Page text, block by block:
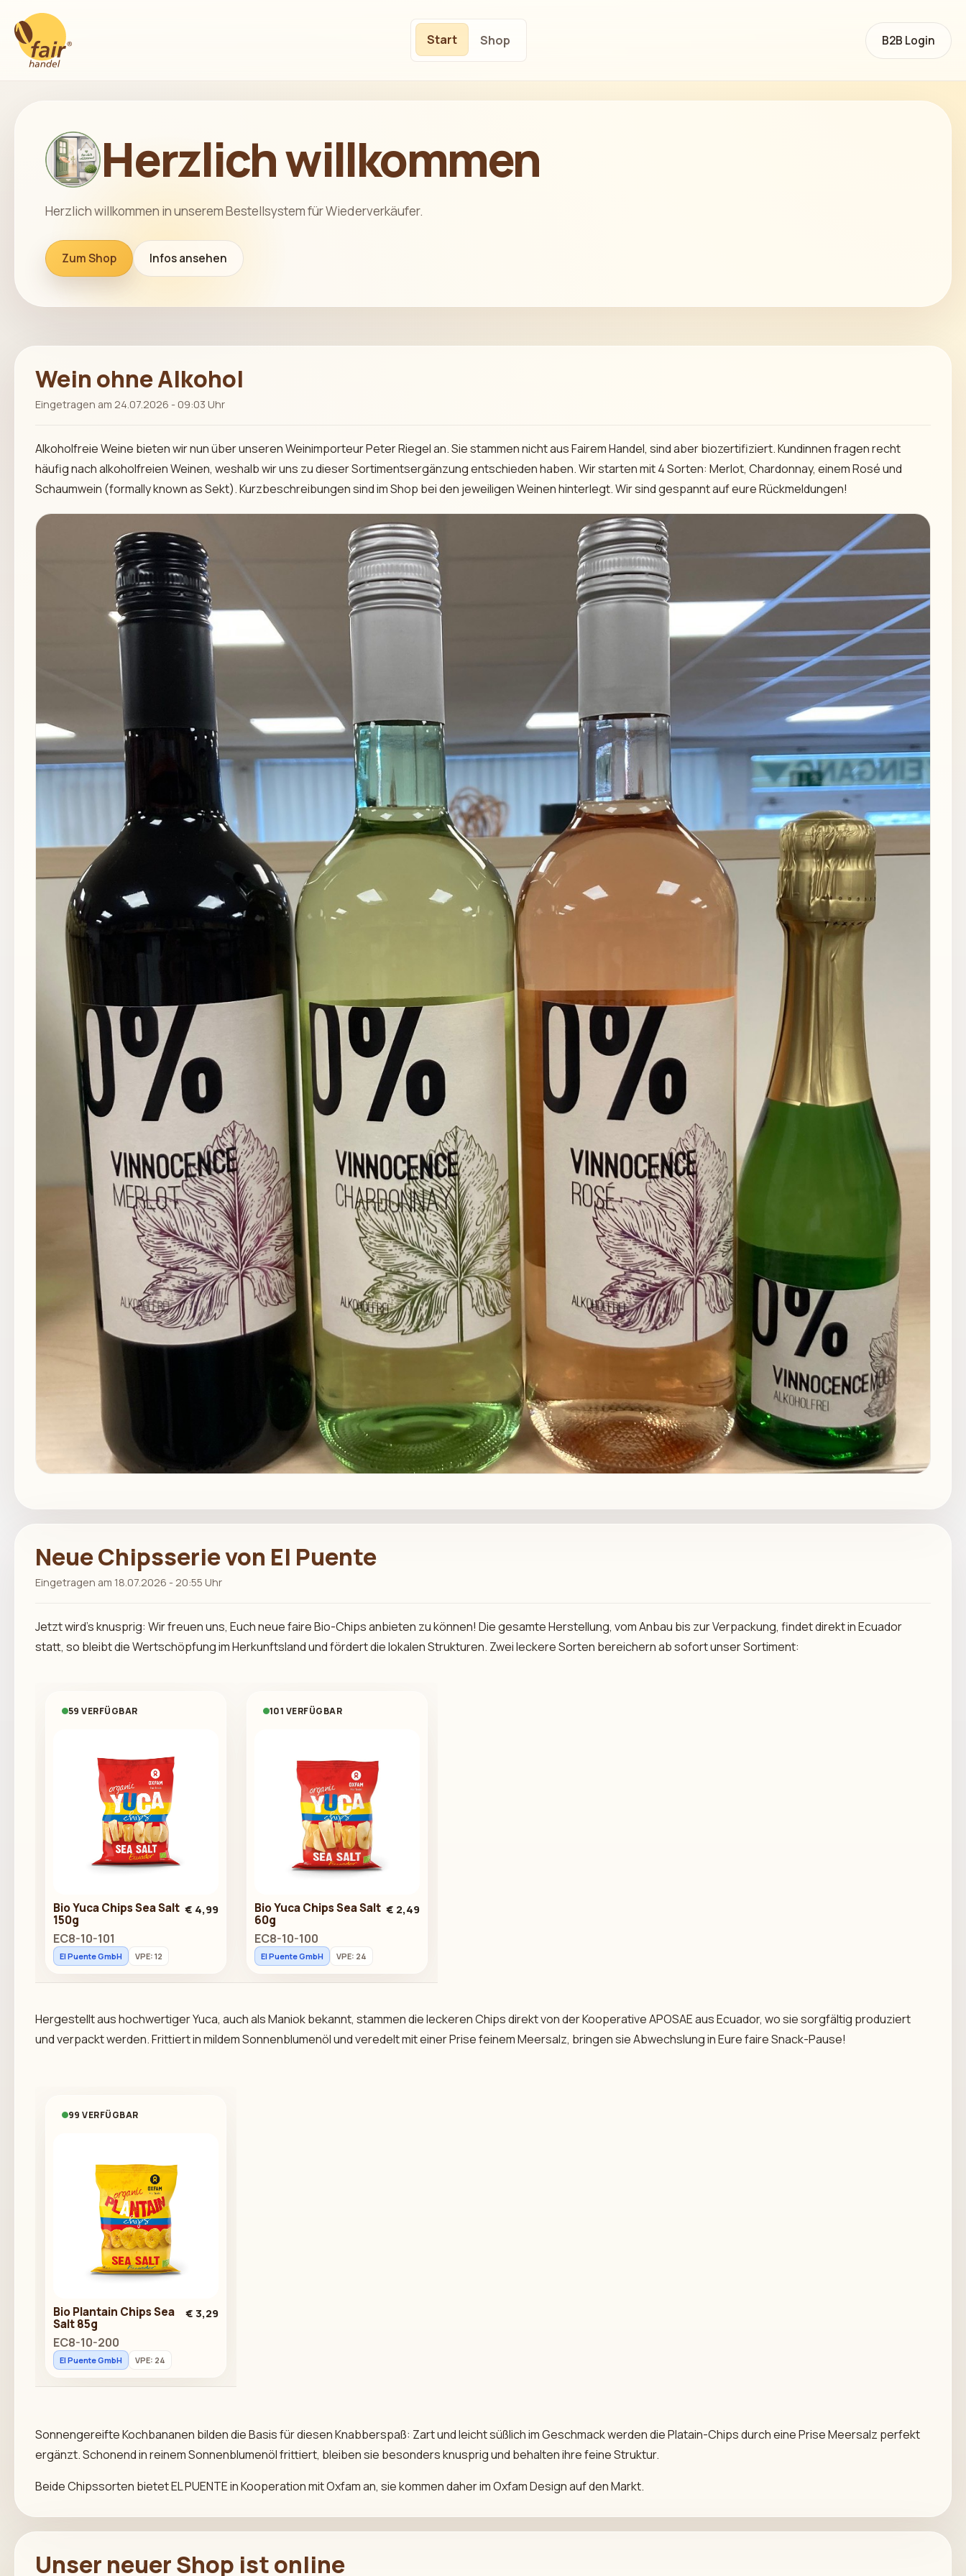
Start Shop B2B Login
Herzlich willkommen
Herzlich willkommen in unserem Bestellsystem für Wiederverkäufer.
Zum Shop Infos ansehen
Wein ohne Alkohol
Eingetragen am 24.07.2026 - 09:03 Uhr
Alkoholfreie Weine bieten wir nun über unseren Weinimporteur Peter Riegel an. Sie stammen nicht aus Fairem Handel, sind aber biozertifiziert. Kundinnen fragen recht
häufig nach alkoholfreien Weinen, weshalb wir uns zu dieser Sortimentsergänzung entschieden haben. Wir starten mit 4 Sorten: Merlot, Chardonnay, einem Rosé und
Schaumwein (formally known as Sekt). Kurzbeschreibungen sind im Shop bei den jeweiligen Weinen hinterlegt. Wir sind gespannt auf eure Rückmeldungen!
Neue Chipsserie von El Puente
Eingetragen am 18.07.2026 - 20:55 Uhr
Jetzt wird’s knusprig: Wir freuen uns, Euch neue faire Bio-Chips anbieten zu können! Die gesamte Herstellung, vom Anbau bis zur Verpackung, findet direkt in Ecuador
statt, so bleibt die Wertschöpfung im Herkunftsland und fördert die lokalen Strukturen. Zwei leckere Sorten bereichern ab sofort unser Sortiment:
59 VERFÜGBAR
Bio Yuca Chips Sea Salt
150g
EC8-10-101
€ 4,99
El Puente GmbH VPE: 12
101 VERFÜGBAR
Bio Yuca Chips Sea Salt
60g
EC8-10-100
€ 2,49
El Puente GmbH VPE: 24
Hergestellt aus hochwertiger Yuca, auch als Maniok bekannt, stammen die leckeren Chips direkt von der Kooperative APOSAE aus Ecuador, wo sie sorgfältig produziert
und verpackt werden. Frittiert in mildem Sonnenblumenöl und veredelt mit einer Prise feinem Meersalz, bringen sie Abwechslung in Eure faire Snack-Pause!
99 VERFÜGBAR
Bio Plantain Chips Sea
Salt 85g
EC8-10-200
€ 3,29
El Puente GmbH VPE: 24
Sonnengereifte Kochbananen bilden die Basis für diesen Knabberspaß: Zart und leicht süßlich im Geschmack werden die Platain-Chips durch eine Prise Meersalz perfekt
ergänzt. Schonend in reinem Sonnenblumenöl frittiert, bleiben sie besonders knusprig und behalten ihre feine Struktur.
Beide Chipssorten bietet EL PUENTE in Kooperation mit Oxfam an, sie kommen daher im Oxfam Design auf den Markt.
Unser neuer Shop ist online